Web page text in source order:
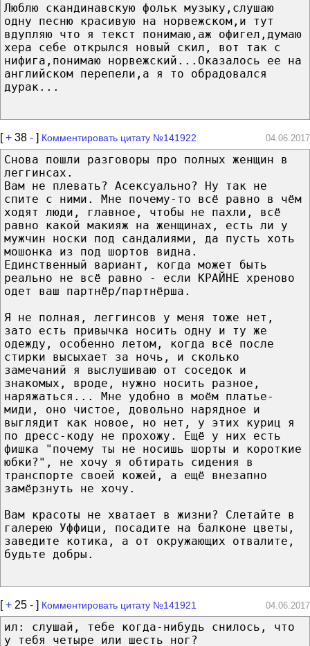
Люблю скандинавскую фольк музыку,слушаю
одну песню красивую на норвежском,и тут
вдупляю что я текст понимаю,аж офигел,думаю
хера себе открылся новый скил, вот так с
нифига,понимаю норвежский...Оказалось ее на
английском перепели,а я то обрадовался
дурак...
[+ 38 - ] Комментировать цитату №141922 04.06.2017
Снова пошли разговоры про полных женщин в
леггинсах.
Вам не плевать? Асексуально? Ну так не
спите с ними. Мне почему-то всё равно в чём
ходят люди, главное, чтобы не пахли, всё
равно какой макияж на женщинах, есть ли у
мужчин носки под сандалиями, да пусть хоть
мошонка из под шортов видна.
Единственный вариант, когда может быть
реально не всё равно - если КРАЙНЕ хреново
одет ваш партнёр/партнёрша.
Я не полная, леггинсов у меня тоже нет,
зато есть привычка носить одну и ту же
одежду, особенно летом, когда всё после
стирки высыхает за ночь, и сколько
замечаний я выслушиваю от соседок и
знакомых, вроде, нужно носить разное,
наряжаться... Мне удобно в моём платье-
миди, оно чистое, довольно нарядное и
выглядит как новое, но нет, у этих куриц я
по дресс-коду не прохожу. Ещё у них есть
фишка "почему ты не носишь шорты и короткие
юбки?", не хочу я обтирать сидения в
транспорте своей кожей, а ещё внезапно
замёрзнуть не хочу.
Вам красоты не хватает в жизни? Слетайте в
галерею Уффици, посадите на балконе цветы,
заведите котика, а от окружающих отвалите,
будьте добры.
[+ 25 - ] Комментировать цитату №141921 04.06.2017
ил: слушай, тебе когда-нибудь снилось, что
у тебя четыре или шесть ног?